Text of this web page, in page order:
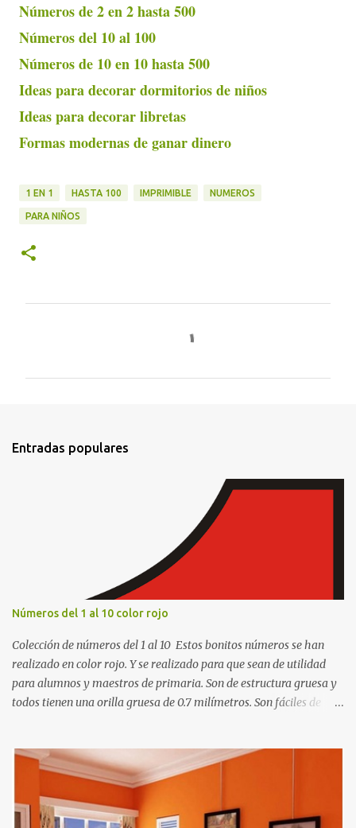
Números de 2 en 2 hasta 500
Números del 10 al 100
Números de 10 en 10 hasta 500
Ideas para decorar dormitorios de niños
Ideas para decorar libretas
Formas modernas de ganar dinero
1 EN 1 HASTA 100 IMPRIMIBLE NUMEROS
PARA NIÑOS
t
Entradas populares
Números del 1 al 10 color rojo
Colección de números del 1 al 10 Estos bonitos números se han
realizado en color rojo. Y se realizado para que sean de utilidad
para alumnos y maestros de primaria. Son de estructura gruesa y
todos tienen una orilla gruesa de 0.7 milímetros. Son fáciles de
matemáticos, para decorar los cumpleaños de los niños, entre
otras cosas.